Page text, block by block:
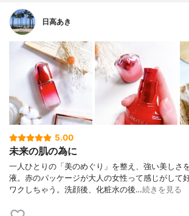
日高あき
5.00
未来の肌の為に
一人ひとりの「美のめぐり」を整え、強い美しさ
液。赤のパッケージが大人の女性って感じがして
ワクしちゃう。洗顔後、化粧水の後…続きを見る